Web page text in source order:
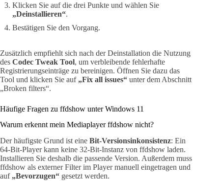
Klicken Sie auf die drei Punkte und wählen Sie
„Deinstallieren“.
Bestätigen Sie den Vorgang.
Zusätzlich empfiehlt sich nach der Deinstallation die Nutzung
des Codec Tweak Tool, um verbleibende fehlerhafte
Registrierungseinträge zu bereinigen. Öffnen Sie dazu das
Tool und klicken Sie auf „Fix all issues“ unter dem Abschnitt
„Broken filters“.
Häufige Fragen zu ffdshow unter Windows 11
Warum erkennt mein Mediaplayer ffdshow nicht?
Der häufigste Grund ist eine Bit-Versionsinkonsistenz: Ein
64-Bit-Player kann keine 32-Bit-Instanz von ffdshow laden.
Installieren Sie deshalb die passende Version. Außerdem muss
ffdshow als externer Filter im Player manuell eingetragen und
auf „Bevorzugen“ gesetzt werden.